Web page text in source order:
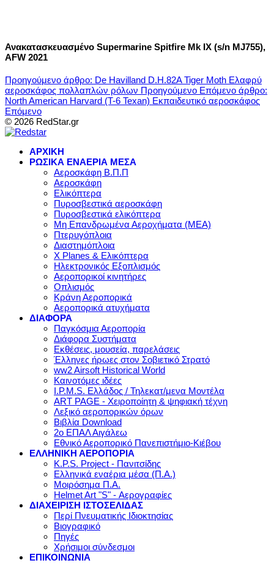
Ανακατασκευασμένο Supermarine Spitfire Mk IX (s/n MJ755),
AFW 2021
Προηγούμενο άρθρο: De Havilland D.H.82A Tiger Moth Ελαφρύ
αεροσκάφος πολλαπλών ρόλων Προηγούμενο Επόμενο άρθρο:
North American Harvard (T-6 Texan) Εκπαιδευτικό αεροσκάφος
Επόμενο
© 2026 RedStar.gr
ΑΡΧΙΚΗ
ΡΩΣΙΚΑ ΕΝΑΕΡΙΑ ΜΕΣΑ
Αεροσκάφη Β.Π.Π
Αεροσκάφη
Ελικόπτερα
Πυροσβεστικά αεροσκάφη
Πυροσβεστικά ελικόπτερα
Μη Επανδρωμένα Αεροχήματα (ΜΕΑ)
Πτερυγόπλοια
Διαστημόπλοια
X Planes & Ελικόπτερα
Ηλεκτρονικός Εξοπλισμός
Αεροπορικοί κινητήρες
Οπλισμός
Κράνη Αεροπορικά
Αεροπορικά ατυχήματα
ΔΙΑΦΟΡΑ
Παγκόσμια Αεροπορία
Διάφορα Συστήματα
Εκθέσεις, μουσεία, παρελάσεις
Έλληνες ήρωες στον Σοβιετικό Στρατό
ww2 Airsoft Historical World
Καινοτόμες ιδέες
I.P.M.S. Ελλάδος / Τηλεκατ/μενα Μοντέλα
ART PAGE - Χειροποίητη & ψηφιακή τέχνη
Λεξικό αεροπορικών όρων
Βιβλία Download
2ο ΕΠΑΛ Αιγάλεω
Εθνικό Αεροπορικό Πανεπιστήμιο-Κιέβου
ΕΛΛΗΝΙΚΗ ΑΕΡΟΠΟΡΙΑ
K.P.S. Project - Πανιτσίδης
Ελληνικά εναέρια μέσα (Π.Α.)
Μοιρόσημα Π.Α.
Helmet Art "S" - Αερογραφίες
ΔΙΑΧΕΙΡΙΣΗ ΙΣΤΟΣΕΛΙΔΑΣ
Περί Πνευματικής Ιδιοκτησίας
Βιογραφικό
Πηγές
Χρήσιμοι σύνδεσμοι
ΕΠΙΚΟΙΝΩΝΙΑ